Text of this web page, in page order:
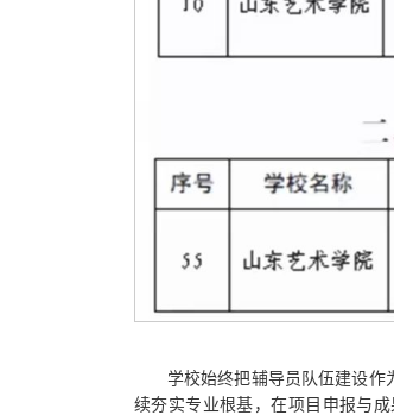
学校始终把辅导员队伍建设作
续夯实专业根基，在项目申报与